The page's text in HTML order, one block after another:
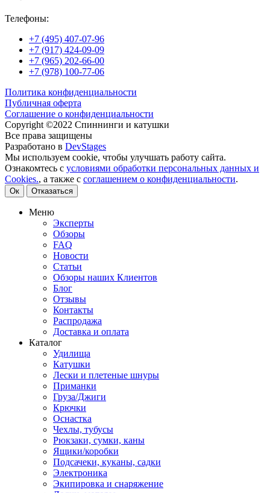
Телефоны:
+7 (495) 407-07-96
+7 (917) 424-09-09
+7 (965) 202-66-00
+7 (978) 100-77-06
Политика конфиденциальности
Публичная оферта
Соглашение о конфиденциальности
Copyright ©2022 Спиннинги и катушки
Все права защищены
Разработано в DevStages
Мы используем cookie, чтобы улучшать работу сайта.
Ознакомтесь с условиями обработки персональных данных и
Cookies., а также с соглашением о конфиденциальности.
Ок Отказаться
Меню
Эксперты
Обзоры
FAQ
Новости
Статьи
Обзоры наших Клиентов
Блог
Отзывы
Контакты
Распродажа
Доставка и оплата
Каталог
Удилища
Катушки
Лески и плетеные шнуры
Приманки
Груза/Джиги
Крючки
Оснастка
Чехлы, тубусы
Рюкзаки, сумки, каны
Ящики/коробки
Подсачеки, куканы, садки
Электроника
Экипировка и снаряжение